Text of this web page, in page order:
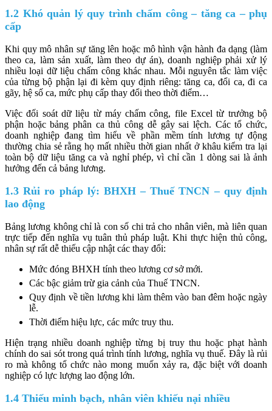
1.2 Khó quản lý quy trình chấm công – tăng ca – phụ
cấp
Khi quy mô nhân sự tăng lên hoặc mô hình vận hành đa dạng (làm
theo ca, làm sản xuất, làm theo dự án), doanh nghiệp phải xử lý
nhiều loại dữ liệu chấm công khác nhau. Mỗi nguyên tắc làm việc
của từng bộ phận lại đi kèm quy định riêng: tăng ca, đổi ca, đi ca
gãy, hệ số ca, mức phụ cấp thay đổi theo thời điểm…
Việc đối soát dữ liệu từ máy chấm công, file Excel từ trưởng bộ
phận hoặc bảng phân ca thủ công dễ gây sai lệch. Các tổ chức,
doanh nghiệp đang tìm hiểu về phần mềm tính lương tự động
thường chia sẻ rằng họ mất nhiều thời gian nhất ở khâu kiểm tra lại
toàn bộ dữ liệu tăng ca và nghỉ phép, vì chỉ cần 1 dòng sai là ảnh
hưởng đến cả bảng lương.
1.3 Rủi ro pháp lý: BHXH – Thuế TNCN – quy định
lao động
Bảng lương không chỉ là con số chi trả cho nhân viên, mà liên quan
trực tiếp đến nghĩa vụ tuân thủ pháp luật. Khi thực hiện thủ công,
nhân sự rất dễ thiếu cập nhật các thay đổi:
Mức đóng BHXH tính theo lương cơ sở mới.
Các bậc giảm trừ gia cảnh của Thuế TNCN.
Quy định về tiền lương khi làm thêm vào ban đêm hoặc ngày
lễ.
Thời điểm hiệu lực, các mức truy thu.
Hiện trạng nhiều doanh nghiệp từng bị truy thu hoặc phạt hành
chính do sai sót trong quá trình tính lương, nghĩa vụ thuế. Đây là rủi
ro mà không tổ chức nào mong muốn xảy ra, đặc biệt với doanh
nghiệp có lực lượng lao động lớn.
1.4 Thiếu minh bạch, nhân viên khiếu nại nhiều